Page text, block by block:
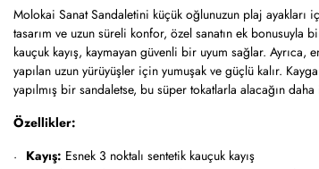
Molokai Sanat Sandaletini küçük oğlunuzun plaj ayakları
tasarım ve uzun süreli konfor, özel sanatın ek bonusuyla
kauçuk kayış, kaymayan güvenli bir uyum sağlar. Ayrıca,
yapılan uzun yürüyüşler için yumuşak ve güçlü kalır.
yapılmış bir sandaletse, bu süper tokatlarla alacağın
Özellikler:
Kayış: Esnek 3 noktalı sentetik kauçuk kayış